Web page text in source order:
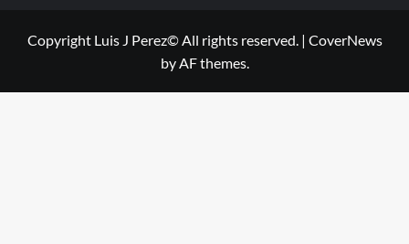
Copyright Luis J Perez© All rights reserved. | CoverNews
by AF themes.